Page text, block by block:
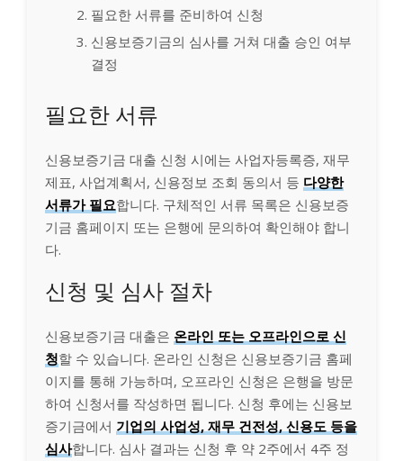
필요한 서류를 준비하여 신청
신용보증기금의 심사를 거쳐 대출 승인 여부
결정
필요한 서류
신용보증기금 대출 신청 시에는 사업자등록증, 재무
제표, 사업계획서, 신용정보 조회 동의서 등 다양한
서류가 필요합니다. 구체적인 서류 목록은 신용보증
기금 홈페이지 또는 은행에 문의하여 확인해야 합니
다.
신청 및 심사 절차
신용보증기금 대출은 온라인 또는 오프라인으로 신
청할 수 있습니다. 온라인 신청은 신용보증기금 홈페
이지를 통해 가능하며, 오프라인 신청은 은행을 방문
하여 신청서를 작성하면 됩니다. 신청 후에는 신용보
증기금에서 기업의 사업성, 재무 건전성, 신용도 등을
심사합니다. 심사 결과는 신청 후 약 2주에서 4주 정